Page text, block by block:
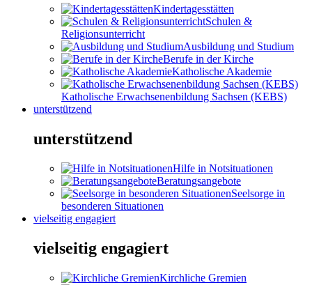
Kindertagesstätten
Schulen &
Religionsunterricht
Ausbildung und Studium
Berufe in der Kirche
Katholische Akademie
Katholische Erwachsenenbildung Sachsen (KEBS)
unterstützend
unterstützend
Hilfe in Notsituationen
Beratungsangebote
Seelsorge in
besonderen Situationen
vielseitig engagiert
vielseitig engagiert
Kirchliche Gremien